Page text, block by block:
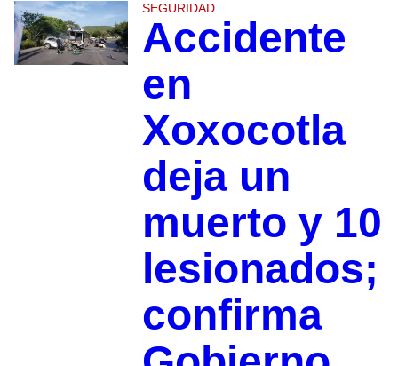
SEGURIDAD
Accidente
en
Xoxocotla
deja un
muerto y 10
lesionados;
confirma